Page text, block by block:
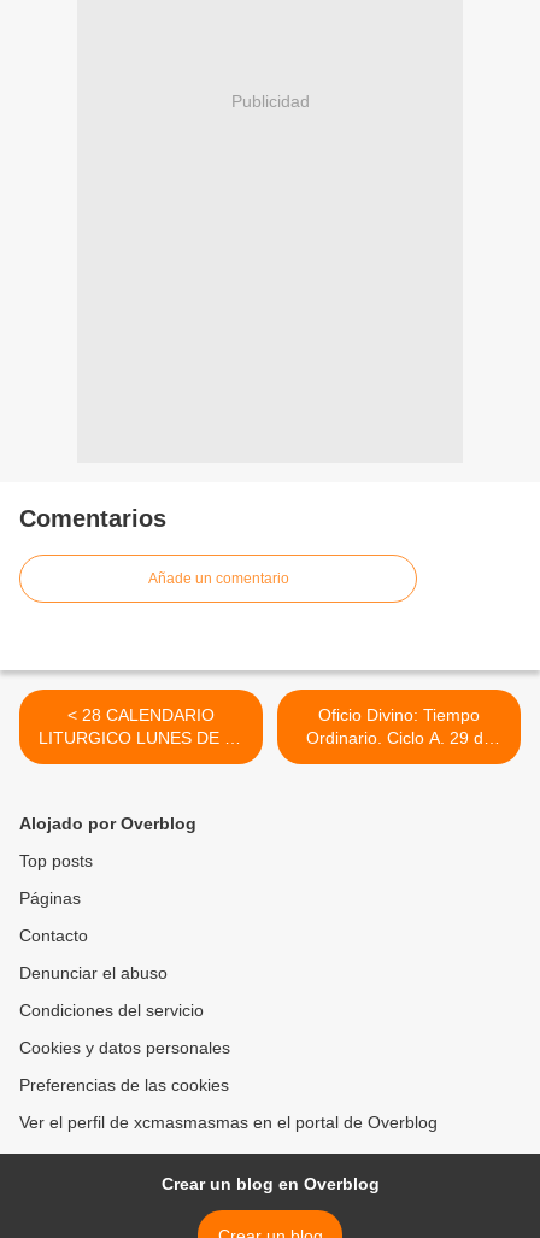
Publicidad
Comentarios
Añade un comentario
< 28 CALENDARIO
LITURGICO LUNES DE LA
I SEMANA DE ADVIENTO,
Oficio Divino: Tiempo
Ordinario. Ciclo A. 29 de
noviembre, 2011 >
Alojado por Overblog
Top posts
Páginas
Contacto
Denunciar el abuso
Condiciones del servicio
Cookies y datos personales
Preferencias de las cookies
Ver el perfil de xcmasmasmas en el portal de Overblog
Crear un blog en Overblog